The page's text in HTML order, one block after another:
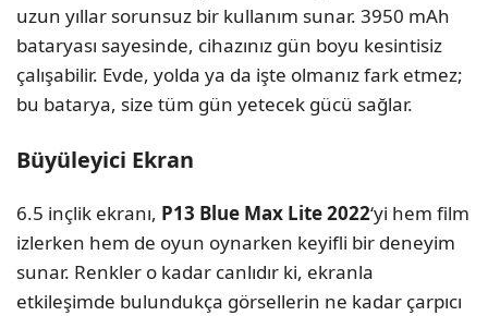
uzun yıllar sorunsuz bir kullanım sunar. 3950 mAh
bataryası sayesinde, cihazınız gün boyu kesintisiz
çalışabilir. Evde, yolda ya da işte olmanız fark etmez;
bu batarya, size tüm gün yetecek gücü sağlar.
Büyüleyici Ekran
6.5 inçlik ekranı, P13 Blue Max Lite 2022‘yi hem film
izlerken hem de oyun oynarken keyifli bir deneyim
sunar. Renkler o kadar canlıdır ki, ekranla
etkileşimde bulundukça görsellerin ne kadar çarpıcı